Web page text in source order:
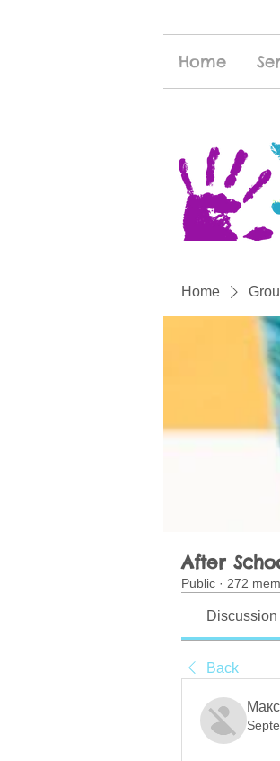
Home
Home
After
Public · 272
Discussion
Back